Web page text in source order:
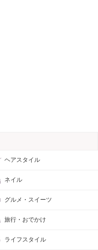
ヘアスタイル
ネイル
グルメ・スイーツ
旅行・おでかけ
ライフスタイル